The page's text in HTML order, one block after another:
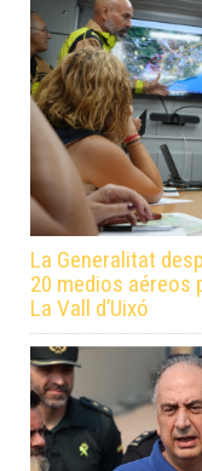
La Generalitat
20 medios aéreos
La Vall d’Uixó